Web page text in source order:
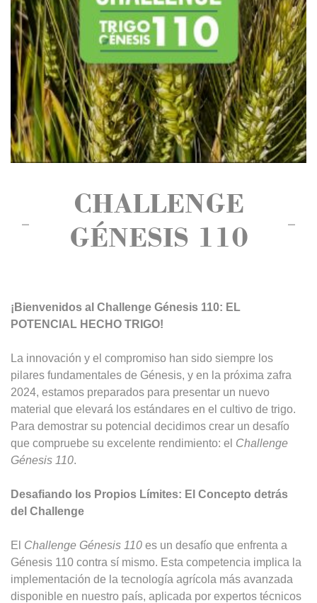
CHALLENGE
GÉNESIS 110
¡Bienvenidos al Challenge Génesis 110: EL
POTENCIAL HECHO TRIGO!
La innovación y el compromiso han sido siempre los
pilares fundamentales de Génesis, y en la próxima zafra
2024, estamos preparados para presentar un nuevo
material que elevará los estándares en el cultivo de trigo.
Para demostrar su potencial decidimos crear un desafío
que compruebe su excelente rendimiento: el Challenge
Génesis 110.
Desafiando los Propios Límites: El Concepto detrás
del Challenge
El Challenge Génesis 110 es un desafío que enfrenta a
Génesis 110 contra sí mismo. Esta competencia implica la
implementación de la tecnología agrícola más avanzada
disponible en nuestro país, aplicada por expertos técnicos